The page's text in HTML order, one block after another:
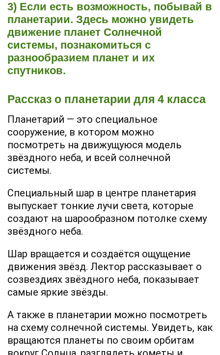
3) Если есть возможность, побывай в
планетарии. Здесь можно увидеть
движение планет Солнечной
системы, познакомиться с
разнообразием планет и их
спутников.
Рассказ о планетарии для 4 класса
Планетарий — это специальное
сооружение, в котором можно
посмотреть на движущуюся модель
звёздного неба, и всей солнечной
системы.
Специальный шар в центре планетария
выпускает тонкие лучи света, которые
создают на шарообразном потолке схему
звёздного неба.
Шар вращается и создаётся ощущение
движения звёзд. Лектор рассказывает о
созвездиях звёздного неба, показывает
самые яркие звёзды.
А также в планетарии можно посмотреть
на схему солнечной системы. Увидеть, как
вращаются планеты по своим орбитам